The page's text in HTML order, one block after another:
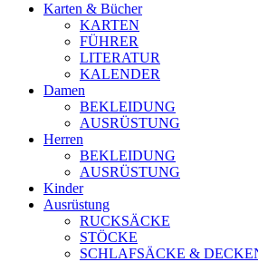
Karten & Bücher
KARTEN
FÜHRER
LITERATUR
KALENDER
Damen
BEKLEIDUNG
AUSRÜSTUNG
Herren
BEKLEIDUNG
AUSRÜSTUNG
Kinder
Ausrüstung
RUCKSÄCKE
STÖCKE
SCHLAFSÄCKE &